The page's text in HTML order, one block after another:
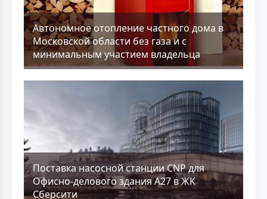
Aвтономное отопление частного дома в
Московской области без газа и с
минимальным участием владельца
Поставка насосной станции CNP для
Офисно-делового здания А27 в ЖК
Сберсити